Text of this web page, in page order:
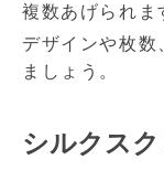
複数あげられま
デザインや枚数
ましょう。
シルクス